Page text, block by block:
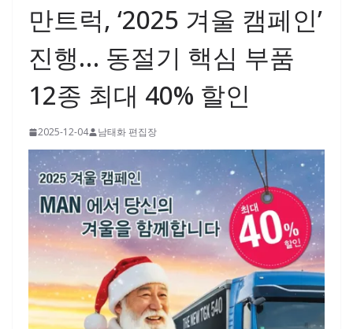
만트럭, ‘2025 겨울 캠페인’
진행… 동절기 핵심 부품
12종 최대 40% 할인
2025-12-04 남태화 편집장